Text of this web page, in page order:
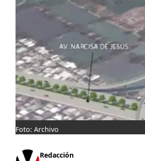
Foto: Archivo
Redacción